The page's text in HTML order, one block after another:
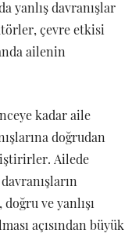
yanlış davranışlar
çevre etkisi
ailenin
kadar aile
doğrudan
Ailede
doğru ve yanlışı
açısından büyük